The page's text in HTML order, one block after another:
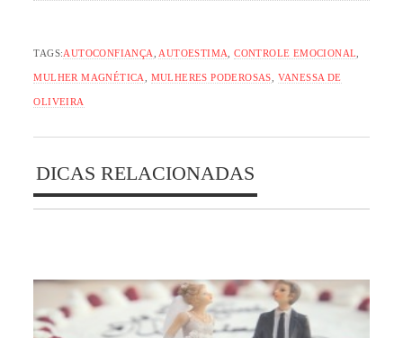
TAGS:AUTOCONFIANÇA AUTOESTIMA ,CONTROLE EMOCIONAL
MULHER MAGNÉTICA MULHERES PODEROSAS VANESSA DE
OLIVEIRA
DICAS RELACIONADAS